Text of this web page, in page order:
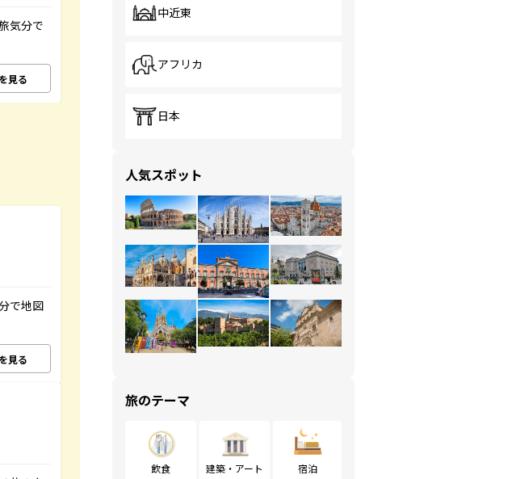
気分で
見る
で地図
見る
中近東
アフリカ
日本
人気スポット
旅のテーマ
飲食 建築・アート 宿泊